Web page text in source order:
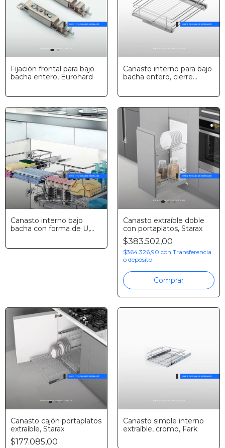
Fijación frontal para bajo
bacha entero, Eurohard
Canasto interno para bajo
bacha entero, cierre
Canasto interno bajo
bacha con forma de U,
Canasto extraíble doble
con portaplatos, Starax
$383.502,00
$364.326,90 con Transferencia
o depósito
Comprar
Canasto cajón portaplatos
extraíble, Starax
$177.085,00
Canasto simple interno
extraíble, cromo, Fark